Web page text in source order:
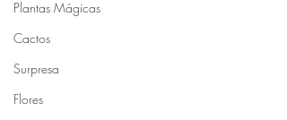
Plantas Mágicas
Cactos
Surpresa
Flores